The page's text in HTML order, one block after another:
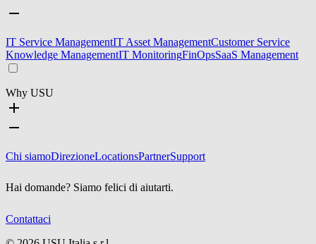
IT Service ManagementIT Asset ManagementCustomer Service
Knowledge ManagementIT MonitoringFinOpsSaaS Management
Why USU
Chi siamoDirezioneLocationsPartnerSupport
Hai domande? Siamo felici di aiutarti.
Contattaci